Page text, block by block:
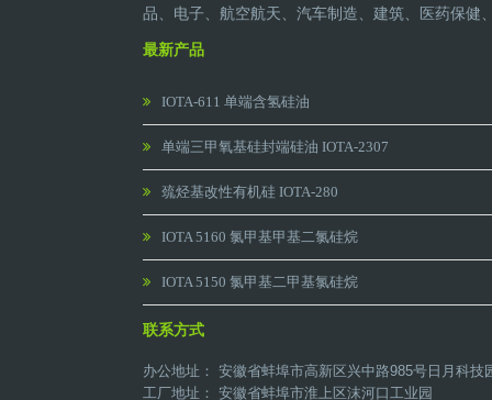
品、电子、航空航天、汽车制造、建筑、医药保健
最新产品
IOTA-611 单端含氢硅油
单端三甲氧基硅封端硅油 IOTA-2307
巯烃基改性有机硅 IOTA-280
IOTA 5160 氯甲基甲基二氯硅烷
IOTA 5150 氯甲基二甲基氯硅烷
联系方式
办公地址： 安徽省蚌埠市高新区兴中路985号日月科技
工厂地址： 安徽省蚌埠市淮上区沫河口工业园